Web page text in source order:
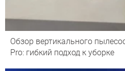
Обзор вертикального
Pro: гибкий подход к уборке